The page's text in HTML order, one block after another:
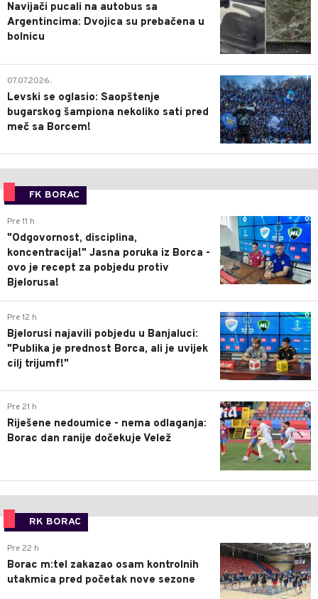
Navijači pucali na autobus sa
Argentincima: Dvojica su prebačena u
bolnicu
1
07.07.2026.
Levski se oglasio: Saopštenje
bugarskog šampiona nekoliko sati pred
meč sa Borcem!
FK BORAC
0
Pre 11 h
"Odgovornost, disciplina,
koncentracija!" Jasna poruka iz Borca -
ovo je recept za pobjedu protiv
Bjelorusa!
0
Pre 12 h
Bjelorusi najavili pobjedu u Banjaluci:
"Publika je prednost Borca, ali je uvijek
cilj trijumf!"
0
Pre 21 h
Riješene nedoumice - nema odlaganja:
Borac dan ranije dočekuje Velež
RK BORAC
0
Pre 22 h
Borac m:tel zakazao osam kontrolnih
utakmica pred početak nove sezone